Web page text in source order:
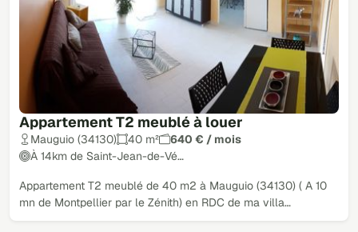
Appartement T2 meublé à louer
Mauguio (34130) 40 m²
640 € / mois
À 14km de Saint-Jean-de-Vé…
Appartement T2 meublé de 40 m2 à Mauguio (34130) ( A 10
mn de Montpellier par le Zénith) en RDC de ma villa…